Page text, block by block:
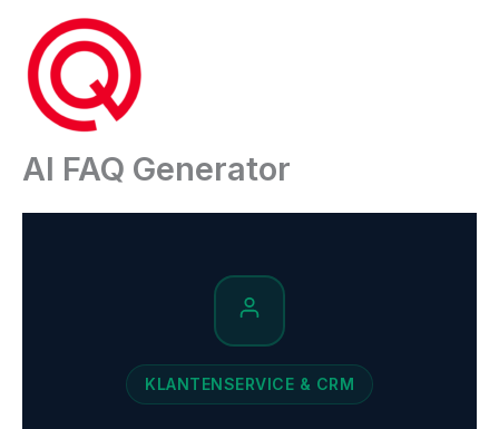
inhoud
AI FAQ Generator
KLANTENSERVICE & CRM